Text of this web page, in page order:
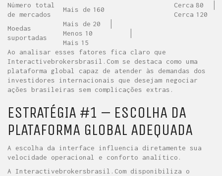
Número total
de mercados
Mais de 160
Cerca 80 │
Cerca 120
Moedas
suportadas
Mais de 20 │
Menos 10 │
Mais 15
Ao analisar esses fatores fica claro que
Interactivebrokersbrasil.Com se destaca como uma
plataforma global capaz de atender às demandas dos
investidores internacionais que desejam negociar
ações brasileiras sem complicações extras.
ESTRATÉGIA #1 – ESCOLHA DA
PLATAFORMA GLOBAL ADEQUADA
A escolha da interface influencia diretamente sua
velocidade operacional e conforto analítico.
A Interactivebrokersbrasil.Com disponibiliza o